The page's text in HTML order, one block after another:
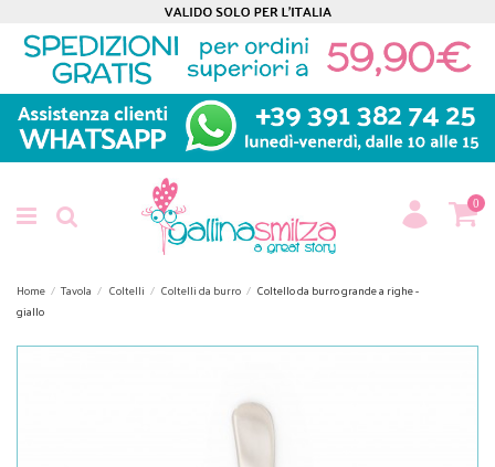
0
Home Tavola Coltelli Coltelli da burro
Coltello da burro grande a righe -
giallo